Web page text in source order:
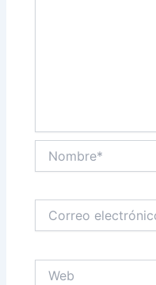
electrónico*